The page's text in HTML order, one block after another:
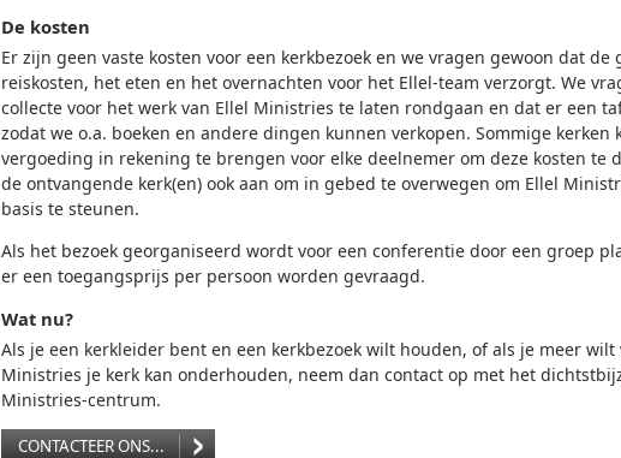
De kosten
Er zijn geen vaste kosten voor een kerkbezoek en we vragen gewoon dat de
reiskosten, het eten en het overnachten voor het Ellel-team verzorgt. We
collecte voor het werk van Ellel Ministries te laten rondgaan en dat er een
zodat we o.a. boeken en andere dingen kunnen verkopen. Sommige kerken
​​vergoeding in rekening te brengen voor elke deelnemer om deze kosten te
de ontvangende kerk(en) ook aan om in gebed te overwegen om Ellel
basis te steunen.
Als het bezoek georganiseerd wordt voor een conferentie door een groep
er een toegangsprijs per persoon worden gevraagd.
Wat nu?
Als je een kerkleider bent en een kerkbezoek wilt houden, of als je meer wilt
Ministries je kerk kan onderhouden, neem dan contact op met het
Ministries-centrum.
CONTACTEER ONS...